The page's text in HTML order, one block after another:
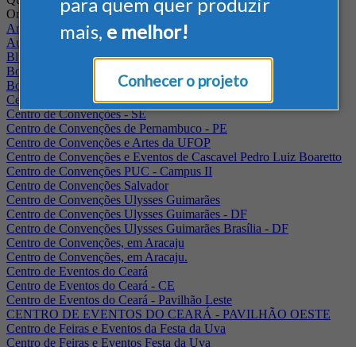
mais, e melhor!
Conhecer o projeto
Onde
Arena Jaguariuna
Auditório Albano Franco - FIEPA
Blumenau - SC
BolognaFiere
Boulevard Olimpico - RJ
Centro Internacional de Convenções do Brasil, em Brasília
Centro de Convenções - SE
Centro de Convenções de Pernambuco - PE
Centro de Convenções e Artes da UFOP
Centro de Convenções e Eventos de Cascavel Pedro Luiz Boaretto
Centro de Convenções PUC - Campus II
Centro de Convenções Salvador
Centro de Convenções Ulysses Guimarães
Centro de Convenções Ulysses Guimarães - DF
Centro de Convenções Ulysses Guimarães Brasília - DF
Centro de Convenções, em Aracaju
Centro de Convenções, em Aracaju.
Centro de Eventos do Ceará
Centro de Eventos do Ceará - CE
Centro de Eventos do Ceará - Pavilhão Leste
CENTRO DE EVENTOS DO CEARÁ - PAVILHÃO OESTE
Centro de Feiras e Eventos da Festa da Uva
Centro de Feiras e Eventos Festa da Uva